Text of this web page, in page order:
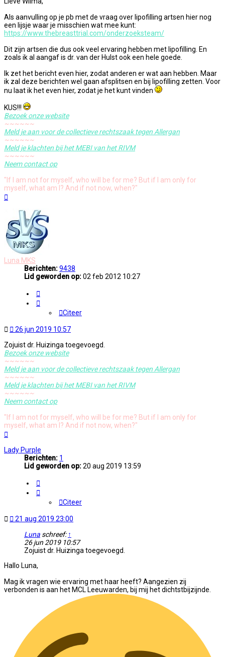
Als aanvulling op je pb met de vraag over lipofilling artsen hier nog
een lijsje waar je misschien wat mee kunt:
https://www.thebreasttrial.com/onderzoeksteam/
Dit zijn artsen die dus ook veel ervaring hebben met lipofilling. En
zoals ik al aangaf is dr. van der Hulst ook een hele goede.
Ik zet het bericht even hier, zodat anderen er wat aan hebben. Maar
ik zal deze berichten wel gaan afsplitsen en bij lipofilling zetten. Voor
nu laat ik het even hier, zodat je het kunt vinden
KUS!!!
Bezoek onze website
~~~~~~
Meld je aan voor de collectieve rechtszaak tegen Allergan
~~~~~~
Meld je klachten bij het MEBI van het RIVM
~~~~~~
Neem contact op
"If I am not for myself, who will be for me? But if I am only for
myself, what am I? And if not now, when?"
Luna MKS
Berichten:9438
Lid geworden op:02 feb 2012 10:27
Citeer
Ongelezen
bericht
26 jun 2019 10:57
Zojuist dr. Huizinga toegevoegd.
Bezoek onze website
~~~~~~
Meld je aan voor de collectieve rechtszaak tegen Allergan
~~~~~~
Meld je klachten bij het MEBI van het RIVM
~~~~~~
Neem contact op
"If I am not for myself, who will be for me? But if I am only for
myself, what am I? And if not now, when?"
Lady Purple
Berichten: 1
Lid geworden op:20 aug 2019 13:59
Citeer
Ongelezen
21 aug 2019 23:00
Luna schreef: ↑
26 jun 2019 10:57
Zojuist dr. Huizinga toegevoegd.
Hallo Luna,
Mag ik vragen wie ervaring met haar heeft? Aangezien zij
verbonden is aan het MCL Leeuwarden, bij mij het dichtstbijzijnde.